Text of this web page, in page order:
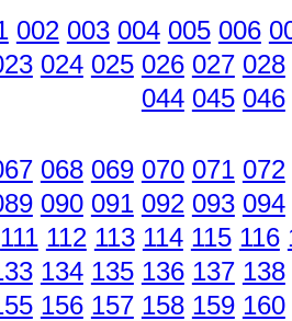
002 003 004 005 006
024 025 026 027 028
044 045 046
068 069 070 071 072
090 091 092 093 094
111 112 113 114 115 116
134 135 136 137 138
156 157 158 159 160